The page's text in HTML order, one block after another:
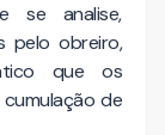
se analise,
pelo obreiro,
que os
cumulação de